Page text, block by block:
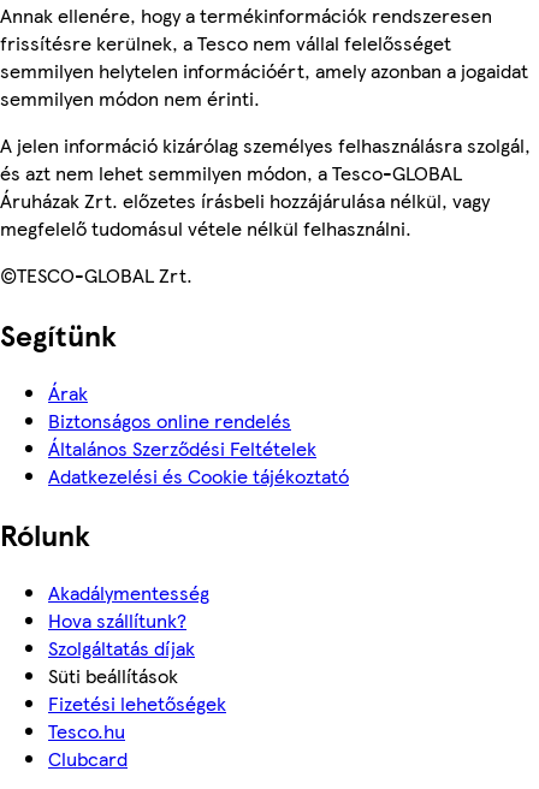
Annak ellenére, hogy a termékinformációk rendszeresen
frissítésre kerülnek, a Tesco nem vállal felelősséget
semmilyen helytelen információért, amely azonban a jogaidat
semmilyen módon nem érinti.
A jelen információ kizárólag személyes felhasználásra szolgál,
és azt nem lehet semmilyen módon, a Tesco-GLOBAL
Áruházak Zrt. előzetes írásbeli hozzájárulása nélkül, vagy
megfelelő tudomásul vétele nélkül felhasználni.
©TESCO-GLOBAL Zrt.
Segítünk
Árak
Biztonságos online rendelés
Általános Szerződési Feltételek
Adatkezelési és Cookie tájékoztató
Rólunk
Akadálymentesség
Hova szállítunk?
Szolgáltatás díjak
Süti beállítások
Fizetési lehetőségek
Tesco.hu
Clubcard